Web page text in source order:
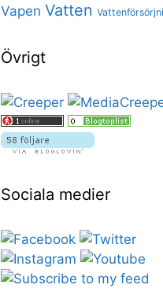
Vapen Vatten
Övrigt
Sociala medier